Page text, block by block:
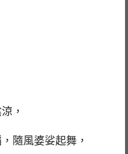
，
隨風婆娑起舞，